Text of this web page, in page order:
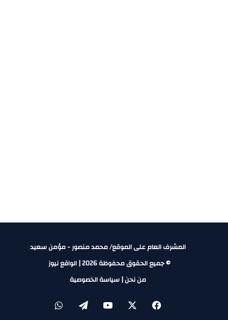
المشرف العام على الموقع/ محمد منصور - مؤمن سعيد
© جميع الحقوق محفوظة 2026 | الواقع نيوز
من نحن|سياسة الخصوصية
فيسبوك يوتيوب تيلقرام